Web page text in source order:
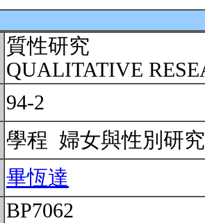
質性研究
QUALITATIVE
94-2
學程 婦女與性別研
畢恆達
BP7062